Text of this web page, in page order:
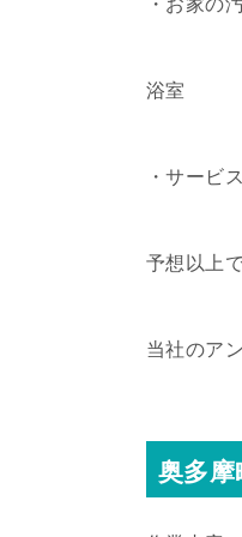
・お家の
浴室
・サービ
予想以上
当社のア
奥多